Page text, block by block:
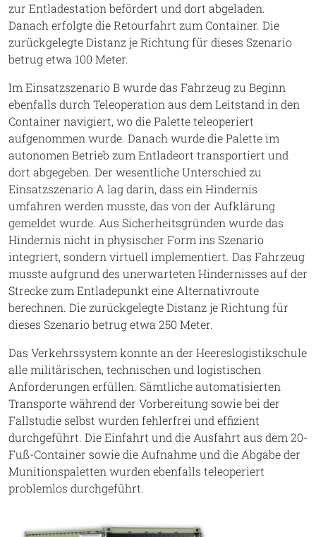
zur Entladestation befördert und dort abgeladen.
Danach erfolgte die Retourfahrt zum Container. Die
zurückgelegte Distanz je Richtung für dieses Szenario
betrug etwa 100 Meter.
Im Einsatzszenario B wurde das Fahrzeug zu Beginn
ebenfalls durch Teleoperation aus dem Leitstand in den
Container navigiert, wo die Palette teleoperiert
aufgenommen wurde. Danach wurde die Palette im
autonomen Betrieb zum Entladeort transportiert und
dort abgegeben. Der wesentliche Unterschied zu
Einsatzszenario A lag darin, dass ein Hindernis
umfahren werden musste, das von der Aufklärung
gemeldet wurde. Aus Sicherheitsgründen wurde das
Hindernis nicht in physischer Form ins Szenario
integriert, sondern virtuell implementiert. Das Fahrzeug
musste aufgrund des unerwarteten Hindernisses auf der
Strecke zum Entladepunkt eine Alternativroute
berechnen. Die zurückgelegte Distanz je Richtung für
dieses Szenario betrug etwa 250 Meter.
Das Verkehrssystem konnte an der Heereslogistikschule
alle militärischen, technischen und logistischen
Anforderungen erfüllen. Sämtliche automatisierten
Transporte während der Vorbereitung sowie bei der
Fallstudie selbst wurden fehlerfrei und effizient
durchgeführt. Die Einfahrt und die Ausfahrt aus dem 20-
Fuß-Container sowie die Aufnahme und die Abgabe der
Munitionspaletten wurden ebenfalls teleoperiert
problemlos durchgeführt.